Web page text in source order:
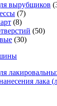
вырубщиков
(7)
(8)
(50)
(30)
лака